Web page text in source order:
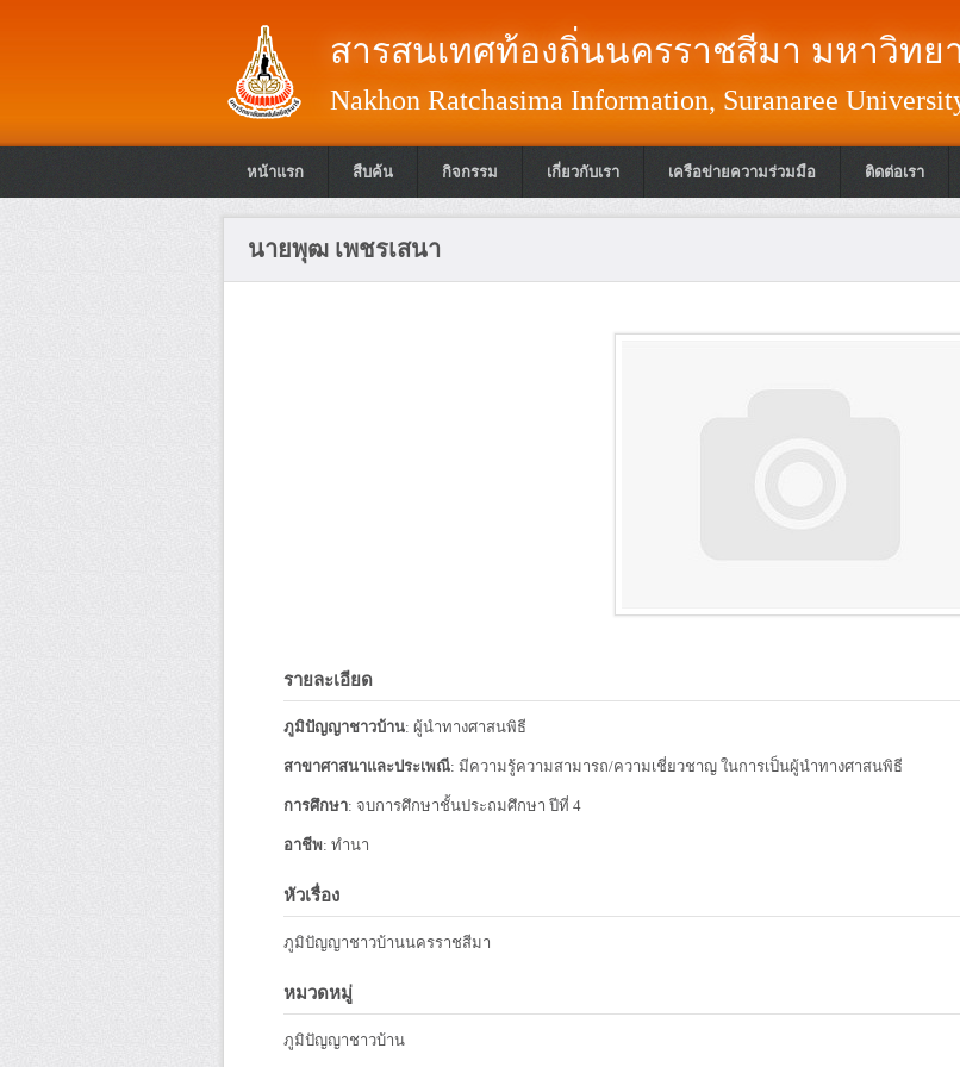
สารสนเทศท้องถิ่นนครราชสีมา มหาวิทย
Nakhon Ratchasima Information, Suranaree
หน้าแรก สืบค้น กิจกรรม เกี่ยวกับเรา เครือข่ายความร่วมมือ ติดต่อเรา
นายพุฒ เพชรเสนา
รายละเอียด
ภูมิปัญญาชาวบ้าน: ผู้นำทางศาสนพิธี
สาขาศาสนาและประเพณี: มีความรู้ความสามารถ/ความเชี่ยวชาญ ในการเป็นผู้นำทางศาสนพิธี
การศึกษา: จบการศึกษาชั้นประถมศึกษา ปีที่ 4
อาชีพ: ทำนา
หัวเรื่อง
ภูมิปัญญาชาวบ้านนครราชสีมา
หมวดหมู่
ภูมิปัญญาชาวบ้าน